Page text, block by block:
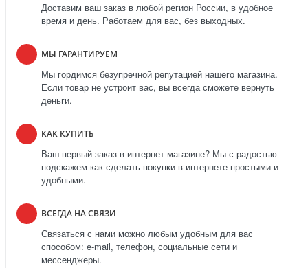
Доставим ваш заказ в любой регион России, в удобное
время и день. Работаем для вас, без выходных.
МЫ ГАРАНТИРУЕМ
Мы гордимся безупречной репутацией нашего магазина.
Если товар не устроит вас, вы всегда сможете вернуть
деньги.
КАК КУПИТЬ
Ваш первый заказ в интернет-магазине? Мы с радостью
подскажем как сделать покупки в интернете простыми и
удобными.
ВСЕГДА НА СВЯЗИ
Связаться с нами можно любым удобным для вас
способом: e-mail, телефон, социальные сети и
мессенджеры.